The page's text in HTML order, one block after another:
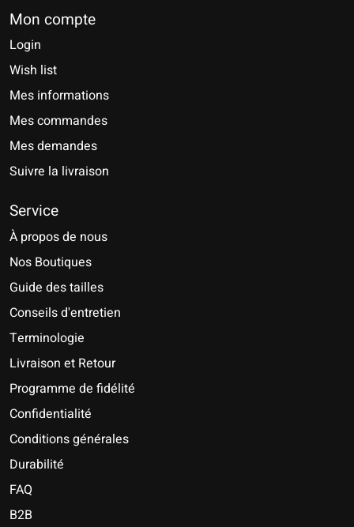
Mon compte
Login
Wish list
Mes informations
Mes commandes
Mes demandes
Suivre la livraison
Service
À propos de nous
Nos Boutiques
Guide des tailles
Conseils d'entretien
Terminologie
Livraison et Retour
Programme de fidélité
Confidentialité
Conditions générales
Durabilité
FAQ
B2B